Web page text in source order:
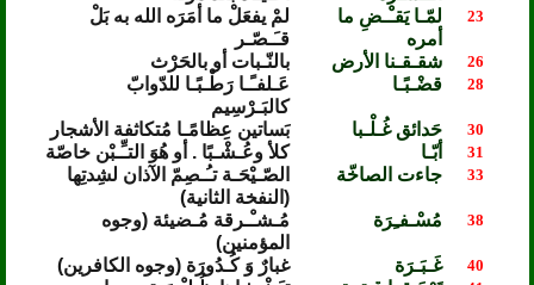
23
لمّـا يَقـْـضِ ما
أمره
لمْ يفعَلْ ما أمَرَه الله به بَلْ
قـَـصّـر
26 شقـقـنا الأرض بالنّـبات أو بالحَرْث
28 قضْـبًـا
عَـلفـًـا رَطْـبًـا للدّوابّ
كالبَـرْسِيم
30 حَدائق غُـلْـبا بَساتين عِظامًـا مُتكاثفة الأشجار
31 أبّـا كلأ وعُـشْـبًا . أو هُوَ التـِّـبْن خاصّة
33 جاءت الصاخّة
الصّـيْحَـة تـُـصِمّ الآذان لشِدتِها
(النفخة الثانية)
38 مُسْـفـِرَة
مُـشـْـرقة مُـضيئة (وجوه
المؤمنين)
40 غَـبَـرَة غبارٌ وَ كُـدُورَة (وجوه الكافرين)